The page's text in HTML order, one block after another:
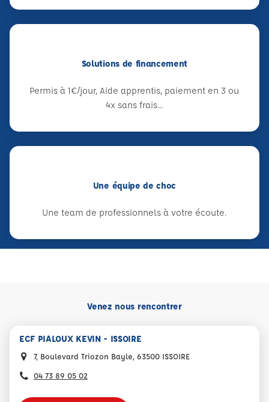
Solutions de financement
Permis à 1€/jour, Aide apprentis, paiement en 3 ou
4x sans frais...
Une équipe de choc
Une team de professionnels à votre écoute.
Venez nous rencontrer
ECF PIALOUX KEVIN - ISSOIRE
7, Boulevard Triozon Bayle, 63500 ISSOIRE
04 73 89 05 02